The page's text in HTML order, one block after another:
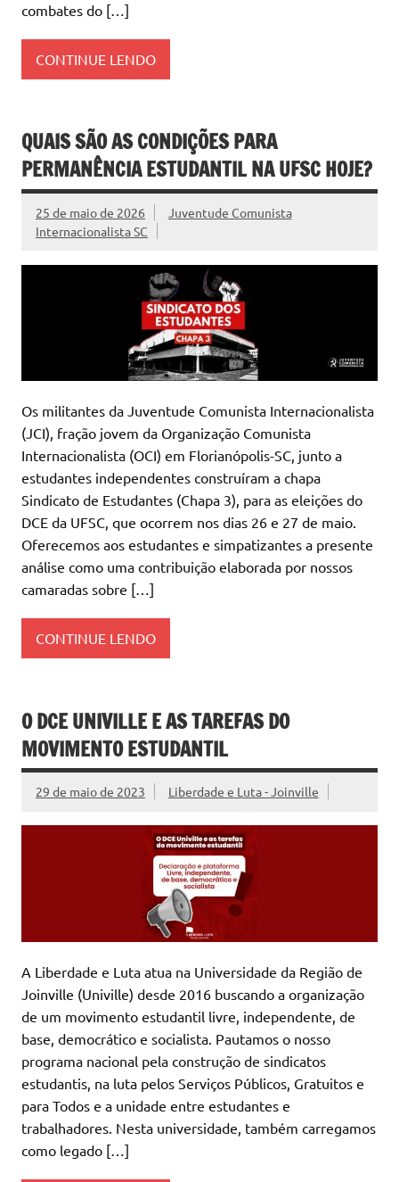
combates do […]
CONTINUE LENDO
QUAIS SÃO AS CONDIÇÕES PARA
PERMANÊNCIA ESTUDANTIL NA UFSC HOJE?
25 de maio de 2026
Juventude Comunista
Internacionalista SC
Os militantes da Juventude Comunista Internacionalista
(JCI), fração jovem da Organização Comunista
Internacionalista (OCI) em Florianópolis-SC, junto a
estudantes independentes construíram a chapa
Sindicato de Estudantes (Chapa 3), para as eleições do
DCE da UFSC, que ocorrem nos dias 26 e 27 de maio.
Oferecemos aos estudantes e simpatizantes a presente
análise como uma contribuição elaborada por nossos
camaradas sobre […]
CONTINUE LENDO
O DCE UNIVILLE E AS TAREFAS DO
MOVIMENTO ESTUDANTIL
29 de maio de 2023 Liberdade e Luta - Joinville
A Liberdade e Luta atua na Universidade da Região de
Joinville (Univille) desde 2016 buscando a organização
de um movimento estudantil livre, independente, de
base, democrático e socialista. Pautamos o nosso
programa nacional pela construção de sindicatos
estudantis, na luta pelos Serviços Públicos, Gratuitos e
para Todos e a unidade entre estudantes e
trabalhadores. Nesta universidade, também carregamos
como legado […]